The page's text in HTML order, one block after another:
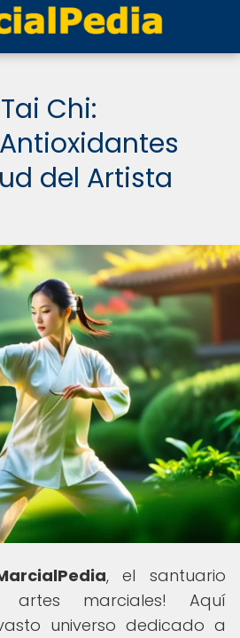
Chi:
del Artista
, el santuario
marciales! Aquí
universo dedicado a